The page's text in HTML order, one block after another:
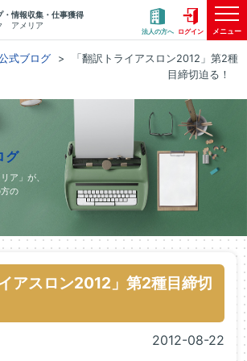
・情報収集・仕事獲得
アメリア
法人の方へ ログイン メニュー
式ブログ
「翻訳トライアスロン2012」第2種
目締切迫る！
グ
ア」が、
の
イアスロン2012」第2種目締切
2012-08-22